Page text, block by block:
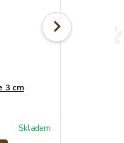
3 cm
Skladem